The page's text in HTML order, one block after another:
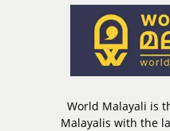
World Malayali is
Malayalis with the